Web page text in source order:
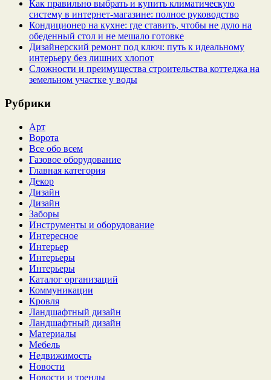
Как правильно выбрать и купить климатическую
систему в интернет‑магазине: полное руководство
Кондиционер на кухне: где ставить, чтобы не дуло на
обеденный стол и не мешало готовке
Дизайнерский ремонт под ключ: путь к идеальному
интерьеру без лишних хлопот
Сложности и преимущества строительства коттеджа на
земельном участке у воды
Рубрики
Арт
Ворота
Все обо всем
Газовое оборудование
Главная категория
Декор
Дизайн
Дизайн
Заборы
Инструменты и оборудование
Интересное
Интерьер
Интерьеры
Интерьеры
Каталог организаций
Коммуникации
Кровля
Ландшафтный дизайн
Ландшафтный дизайн
Материалы
Мебель
Недвижимость
Новости
Новости и тренды